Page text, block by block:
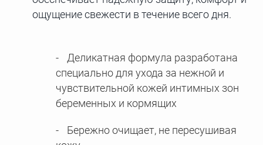
ощущение свежести в течение всего дня.
Деликатная формула разработана
специально для ухода за нежной и
чувствительной кожей интимных зон
беременных и кормящих
Бережно очищает, не пересушивая